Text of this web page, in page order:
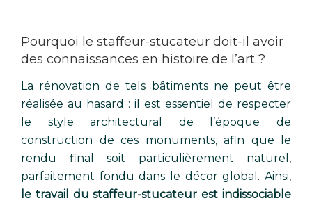
Pourquoi le staffeur-stucateur doit-il avoir
des connaissances en histoire de l’art ?
La rénovation de tels bâtiments ne peut être
réalisée au hasard : il est essentiel de respecter
le style architectural de l’époque de
construction de ces monuments, afin que le
rendu final soit particulièrement naturel,
parfaitement fondu dans le décor global. Ainsi,
le travail du staffeur-stucateur est indissociable